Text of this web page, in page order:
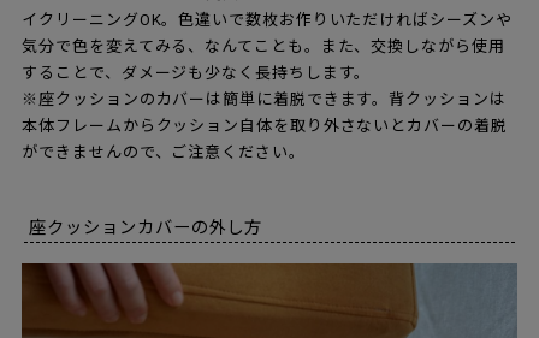
イクリーニングOK。色違いで数枚お作りいただければシーズンや
気分で色を変えてみる、なんてことも。また、交換しながら使用
することで、ダメージも少なく長持ちします。
※座クッションのカバーは簡単に着脱できます。背クッションは
本体フレームからクッション自体を取り外さないとカバーの着脱
ができませんので、ご注意ください。
座クッションカバーの外し方